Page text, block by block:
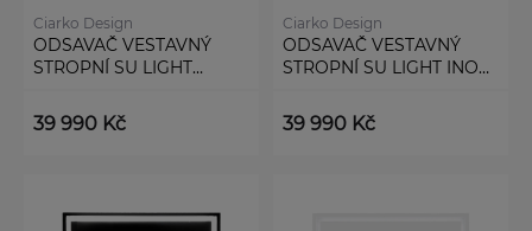
Ciarko Design
ODSAVAČ VESTAVNÝ
STROPNÍ SU LIGHT
39 990 Kč
Ciarko Design
ODSAVAČ VESTAVNÝ
STROPNÍ SU LIGHT INOX
39 990 Kč